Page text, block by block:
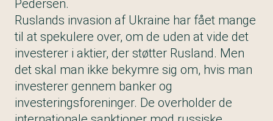
Pedersen.
Ruslands invasion af Ukraine har fået mange
til at spekulere over, om de uden at vide det
investerer i aktier, der støtter Rusland. Men
det skal man ikke bekymre sig om, hvis man
investerer gennem banker og
investeringsforeninger. De overholder de